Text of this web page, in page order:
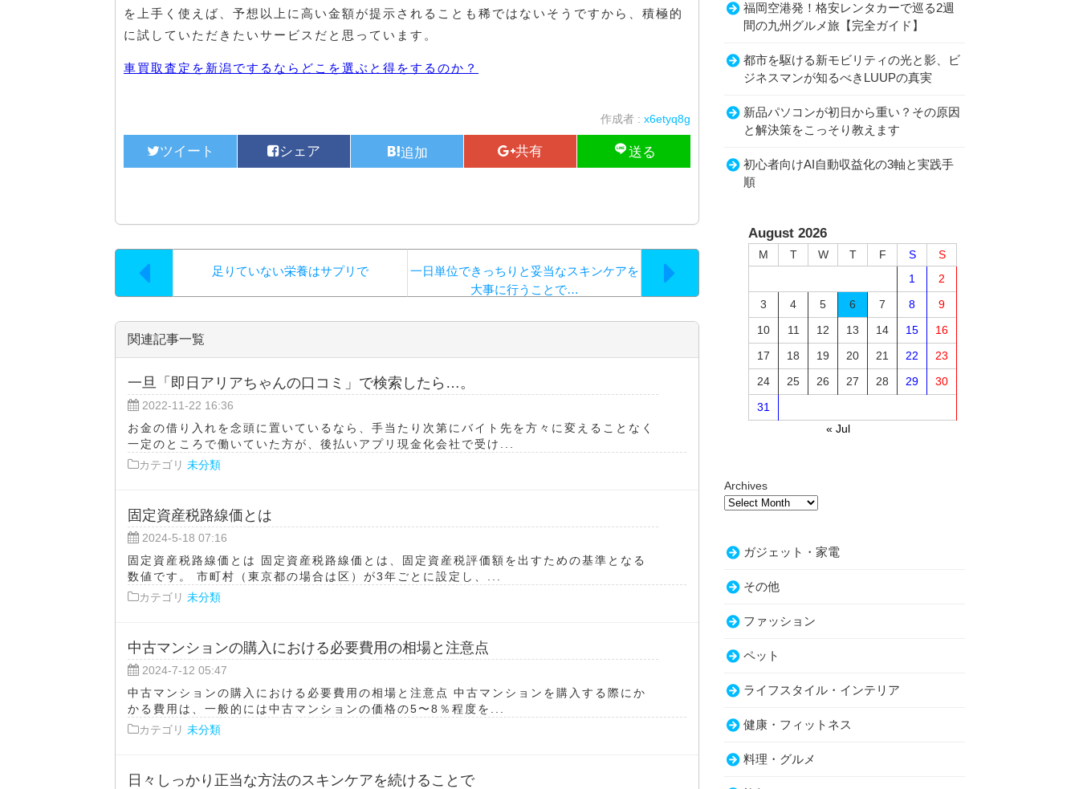
を上手く使えば、予想以上に高い金額が提示されることも稀ではないそうですから、積極的
に試していただきたいサービスだと思っています。
車買取査定を新潟でするならどこを選ぶと得をするのか？
作成者 : x6etyq8g
足りていない栄養はサプリで
一日単位できっちりと妥当なスキンケアを
大事に行うことで…
関連記事一覧
一旦「即日アリアちゃんの口コミ」で検索したら…。
2022-11-22 16:36
お金の借り入れを念頭に置いているなら、手当たり次第にバイト先を方々に変えることなく
一定のところで働いていた方が、後払いアプリ現金化会社で受け...
カテゴリ 未分類
固定資産税路線価とは
2024-5-18 07:16
固定資産税路線価とは 固定資産税路線価とは、固定資産税評価額を出すための基準となる
数値です。 市町村（東京都の場合は区）が3年ごとに設定し、...
カテゴリ 未分類
中古マンションの購入における必要費用の相場と注意点
2024-7-12 05:47
中古マンションの購入における必要費用の相場と注意点 中古マンションを購入する際にか
かる費用は、一般的には中古マンションの価格の5〜8％程度を...
カテゴリ 未分類
日々しっかり正当な方法のスキンケアを続けることで
福岡空港発！格安レンタカーで巡る2週
間の九州グルメ旅【完全ガイド】
都市を駆ける新モビリティの光と影、ビ
ジネスマンが知るべきLUUPの真実
新品パソコンが初日から重い？その原因
と解決策をこっそり教えます
初心者向けAI自動収益化の3軸と実践手
順
August 2026
M T W T F S
S
1
2
3
4 5 6 7 8
9
10
11 12 13 14 15
16
17
18 19 20 21 22
23
24
25 26 27 28 29
30
31
« Jul
Archives
ガジェット・家電
その他
ファッション
ペット
ライフスタイル・インテリア
健康・フィットネス
料理・グルメ